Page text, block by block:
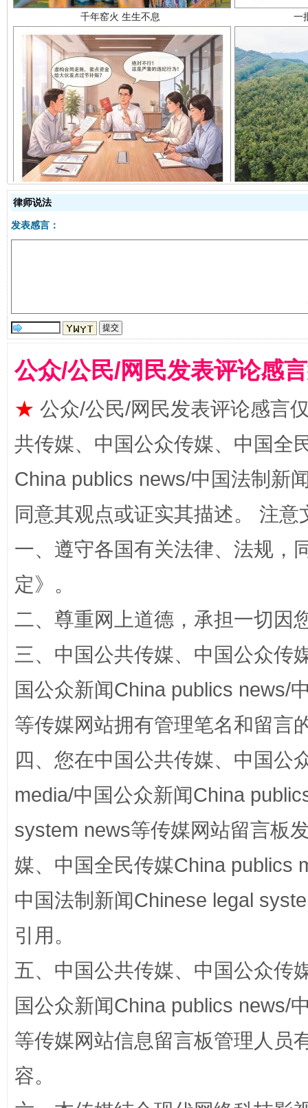
揭开“小金库”的免责幌子
全民健身五年计划来了！等你上场
阿坝州三大球赛在茂县开幕 规模
扯下公款旅游的“隐身衣” 如何以
律师说法
发表感言：
公众/公民/网民发表评论感
★ 公众/公民/网民发表评论感言
共传媒、中国公众传媒、中国全
China publics news/中国法制新
同意其观点或证实其描述。 注
一、遵守各国有关法律、法规，
定》。
二、尊重网上道德，承担一切因
三、中国公共传媒、中国公众传
国公众新闻China publics news/
等传媒网站拥有管理笔名和留言
四、您在中国公共传媒、中国公
media/中国公众新闻China
system news等传媒网站留言板
媒、中国全民传媒China publics
中国法制新闻Chinese legal
引用。
五、中国公共传媒、中国公众传
国公众新闻China publics news/
等传媒网站信息留言板管理人员
容。